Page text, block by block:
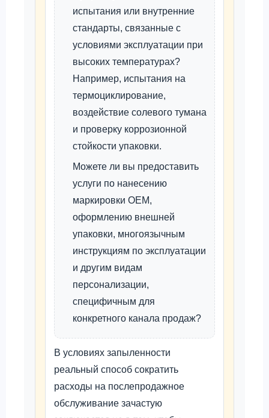
испытания или внутренние
стандарты, связанные с
условиями эксплуатации при
высоких температурах?
Например, испытания на
термоциклирование,
воздействие солевого тумана
и проверку коррозионной
стойкости упаковки.
Можете ли вы предоставить
услуги по нанесению
маркировки OEM,
оформлению внешней
упаковки, многоязычным
инструкциям по эксплуатации
и другим видам
персонализации,
специфичным для
конкретного канала продаж?
В условиях запыленности
реальный способ сократить
расходы на послепродажное
обслуживание зачастую